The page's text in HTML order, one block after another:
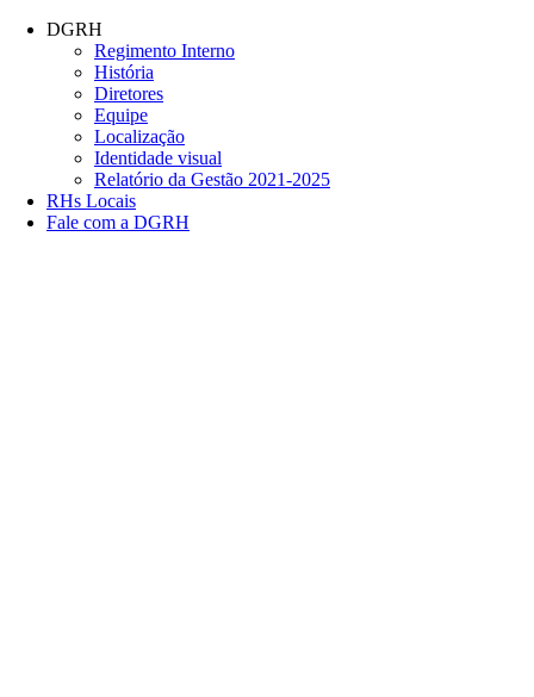
Conteúdo principal
DGRH
Regimento Interno
História
Diretores
Equipe
Localização
Identidade visual
Relatório da Gestão 2021-2025
RHs Locais
Fale com a DGRH